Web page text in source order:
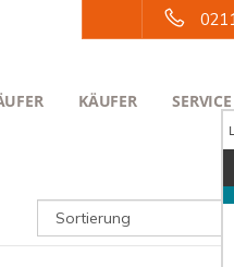
KÄUFER SERVICE